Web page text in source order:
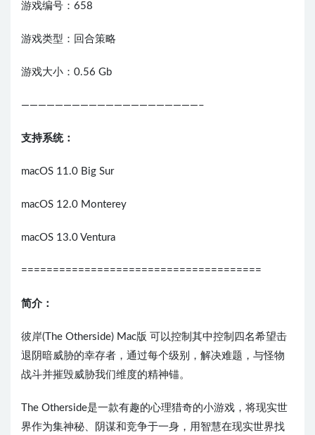
游戏编号：658
游戏类型：回合策略
游戏大小：0.56 Gb
—————————————————————–
支持系统：
macOS 11.0 Big Sur
macOS 12.0 Monterey
macOS 13.0 Ventura
======================================
简介：
彼岸(The Otherside) Mac版 可以控制其中控制四名希望击
退阴暗威胁的幸存者，通过每个级别，解决难题，与怪物
战斗并摧毁威胁我们维度的精神锚。
The Otherside是一款有趣的心理猎奇的小游戏，将现实世
界作为集神秘、阴谋和竞争于一身，用智慧在现实世界找